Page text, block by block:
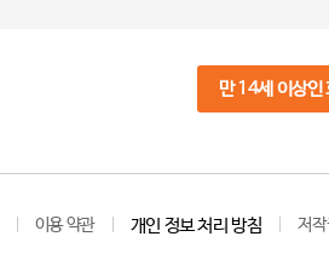
만 14세 이상인
이용 약관 개인 정보 처리 방침 저